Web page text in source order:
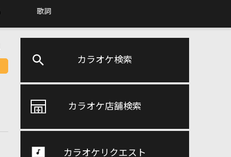
歌詞
カラオケ検索
カラオケ店舗検索
カラオケリクエスト